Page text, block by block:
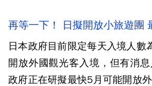
再等一下！ 日擬開放小旅遊團
日本政府目前限定每天入境人數
開放外國觀光客入境，但有消
政府正在研擬最快5月可能開放